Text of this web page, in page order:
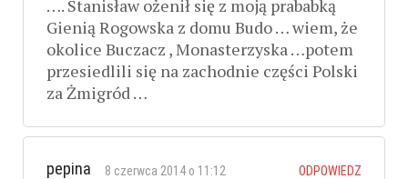
…. Stanisław ożenił się z moją prababką
Gienią Rogowska z domu Budo … wiem, że
okolice Buczacz , Monasterzyska …potem
przesiedlili się na zachodnie części Polski
za Żmigród …
pepina 8 czerwca 2014 o 11:12 ODPOWIEDZ